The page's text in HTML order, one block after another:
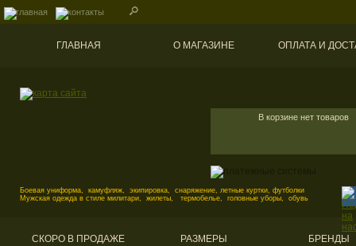
ГЛАВНАЯ О МАГАЗИНЕ ОПЛАТА И
В корзине нет товаров
Боевая униформа, камуфляж, экипировка, снаряжение, летные куртки, футболки
Мужская одежда в стиле милитари, жилеты, термобелье, головные уборы, обувь
СКОРО В ПРОДАЖЕ РАЗМЕРЫ БРЕНДЫ